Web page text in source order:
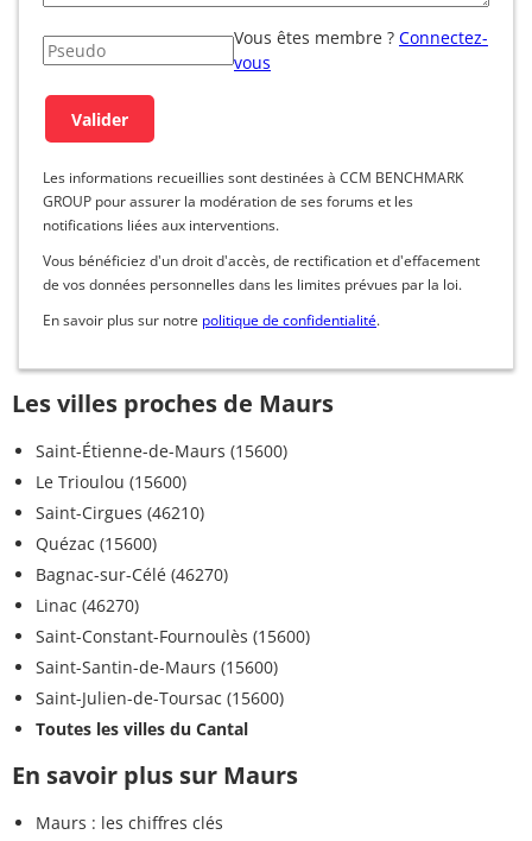
Vous êtes membre ? Connectez-
vous
Les informations recueillies sont destinées à CCM BENCHMARK
GROUP pour assurer la modération de ses forums et les
notifications liées aux interventions.
Vous bénéficiez d'un droit d'accès, de rectification et d'effacement
de vos données personnelles dans les limites prévues par la loi.
En savoir plus sur notre politique de confidentialité.
Les villes proches de Maurs
Saint-Étienne-de-Maurs (15600)
Le Trioulou (15600)
Saint-Cirgues (46210)
Quézac (15600)
Bagnac-sur-Célé (46270)
Linac (46270)
Saint-Constant-Fournoulès (15600)
Saint-Santin-de-Maurs (15600)
Saint-Julien-de-Toursac (15600)
Toutes les villes du Cantal
En savoir plus sur Maurs
Maurs : les chiffres clés